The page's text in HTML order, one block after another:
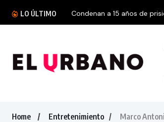
LO ÚLTIMO Condenan a 15 años de
Home Entretenimiento Marco